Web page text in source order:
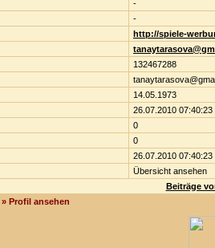
-
-
http://spiele-
132467288
14.05.1973
26.07.2010 07:40:23
0
0
26.07.2010 07:40:23
Übersicht ansehen
Beiträge
» Profil ansehen